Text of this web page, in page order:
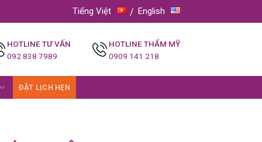
Tiếng Việt English
HOTLINE TƯ VẤN
092 838 7989
HOTLINE THẨM MỸ
0909 141 218
ĐẶT LỊCH HẸN